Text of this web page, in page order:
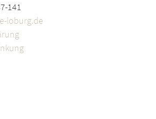
141
loburg.de